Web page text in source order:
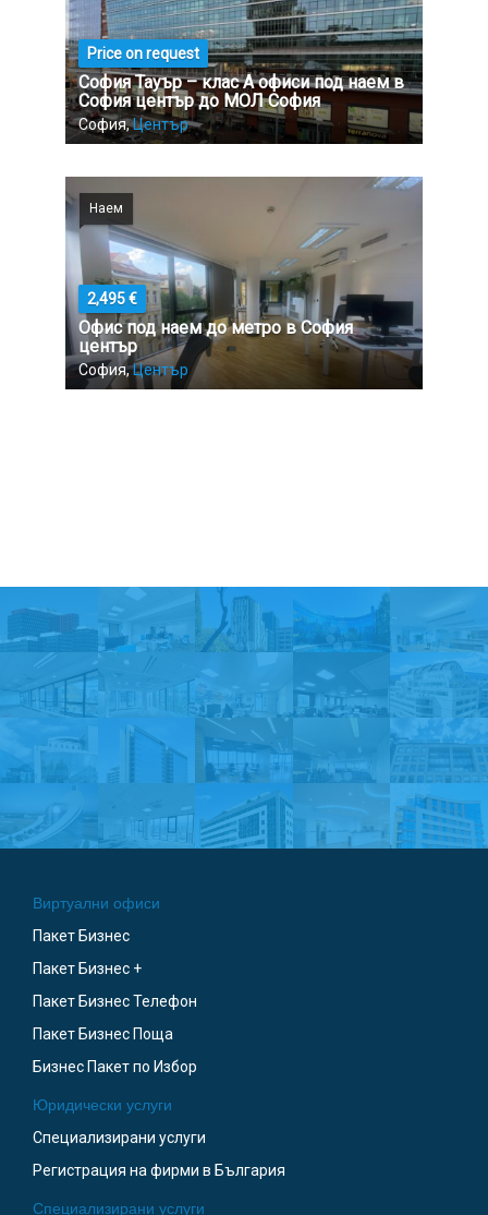
Price on request
София Тауър – клас А офиси под наем в
София център до МОЛ София
София,Център
Наем
2,495 €
Офис под наем до метро в София
център
София,Център
Виртуални офиси
Пакет Бизнес
Пакет Бизнес +
Пакет Бизнес Телефон
Пакет Бизнес Поща
Бизнес Пакет по Избор
Юридически услуги
Специализирани услуги
Регистрация на фирми в България
Специализирани услуги